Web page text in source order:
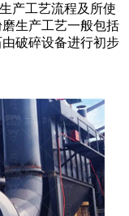
产工艺流程及所使
生产工艺一般包括
破碎设备进行初步